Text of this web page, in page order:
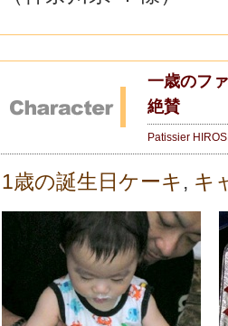
一歳のフ
絶賛
Patissier
1歳の誕生日ケーキ , キ